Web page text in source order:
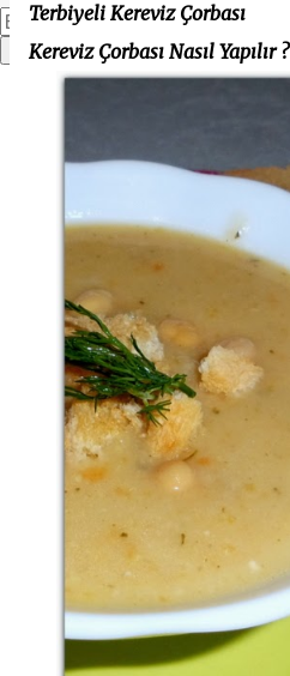
Terbiyeli Kereviz Çorbası
Kereviz Çorbası Nasıl Yapılır ?